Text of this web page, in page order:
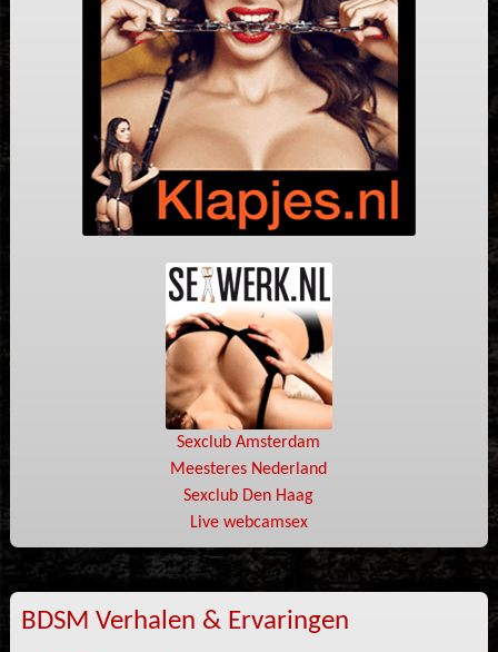
Sexclub Amsterdam
Meesteres Nederland
Sexclub Den Haag
Live webcamsex
BDSM Verhalen & Ervaringen